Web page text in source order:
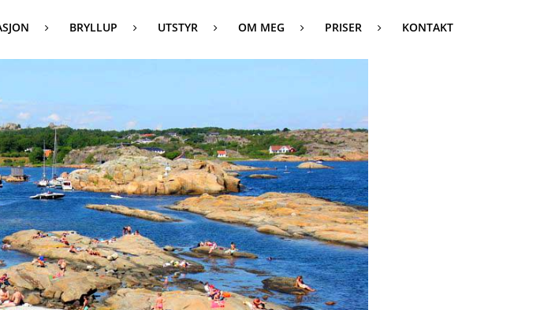
BRYLLUP UTSTYR OM MEG PRISER KONTAKT